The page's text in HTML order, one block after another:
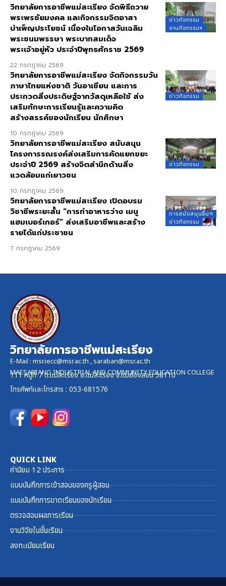
ข่าวกิจกรรม
งานกิจกรรมฯ
วิทยาลัยการอาชีพแม่สะเรียง จัดพิธีถวาย
พระพรชัยมงคล และกิจกรรมจิตอาสา
บำเพ็ญประโยชน์ เนื่องในโอกาสวันเฉลิม
พระชนมพรรษา พระบาทสมเด็จ
พระเจ้าอยู่หัว ประจำปีพุทธศักราช 2569
22 กรกฎาคม 2569
ข่าวกิจกรรม
วิทยาลัยการอาชีพแม่สะเรียง จัดกิจกรรมวัน
ภาษาไทยแห่งชาติ วันอาเซียน และการ
ประกวดสิ่งประดิษฐ์จากวัสดุเหลือใช้ ส่ง
เสริมทักษะการเรียนรู้และความคิด
สร้างสรรค์ของนักเรียน นักศึกษา
10 กรกฎาคม 2569
ข่าวกิจกรรม
วิทยาลัยการอาชีพแม่สะเรียง สนับสนุน
โครงการรณรงค์ส่งเสริมการคัดแยกขยะ
ประจำปี 2569 สร้างจิตสำนึกด้านสิ่ง
แวดล้อมแก่เยาวชน
10 กรกฎาคม 2569
การสนับสนุนอื่นๆ
ข่าวกิจกรรม
วิทยาลัยการอาชีพแม่สะเรียง เปิดอบรม
วิชาชีพระยะสั้น “การทำอาหารว่าง เมนู
แฮมเบอร์เกอร์” ส่งเสริมอาชีพและสร้าง
รายได้แก่ประชาชน
7 กรกฎาคม 2569
วิทยาลัยการอาชีพแม่สะเรียง
E-Mail : msr.iecc@msr.ac.th ,saraban@msr.ac.th
MAESARIANG INDUSTRIAL AND COMMUNITY EDUCATION COLLEGE
111 หมู่ที่ 7 ต.แม่สะเรียง อ.แม่สะเรียง จ.แม่ฮ่องสอน 58110
โทรศัพท์และโทรสาร : 053-681576
QUICK LINK
ค่านิยม 12 ประการ
แบบบันทึกการเข้าสอนของครูผู้สอน
แบบบันทึกการขาดเรียนของนักเรียน
ตรวจสอบผลการเรียน
งานวิจัยในชั้นเรียน
ลงทะเบียนเรียน